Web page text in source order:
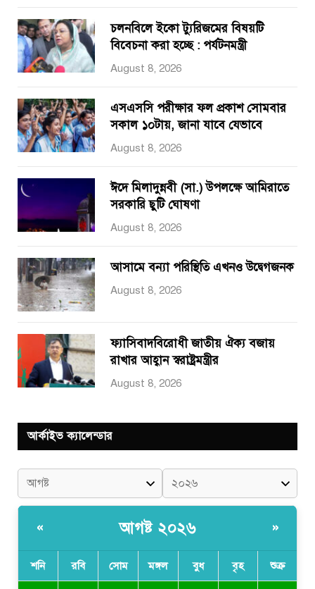
চলনবিলে ইকো ট্যুরিজমের বিষয়টি
বিবেচনা করা হচ্ছে : পর্যটনমন্ত্রী
August 8, 2026
এসএসসি পরীক্ষার ফল প্রকাশ সোমবার
সকাল ১০টায়, জানা যাবে যেভাবে
August 8, 2026
ঈদে মিলাদুন্নবী (সা.) উপলক্ষে আমিরাতে
সরকারি ছুটি ঘোষণা
August 8, 2026
আসামে বন্যা পরিস্থিতি এখনও উদ্বেগজনক
August 8, 2026
ফ্যাসিবাদবিরোধী জাতীয় ঐক্য বজায়
রাখার আহ্বান স্বরাষ্ট্রমন্ত্রীর
August 8, 2026
আর্কাইভ ক্যালেন্ডার
« আগষ্ট ২০২৬ »
শনি রবি সোম মঙ্গল বুধ বৃহ শুক্র